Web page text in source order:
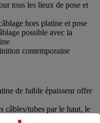
tous les lieux de pose et
hors platine et pose
possible avec la
contemporaine
de faible épaisseur offre
câbles/tubes par le haut, le